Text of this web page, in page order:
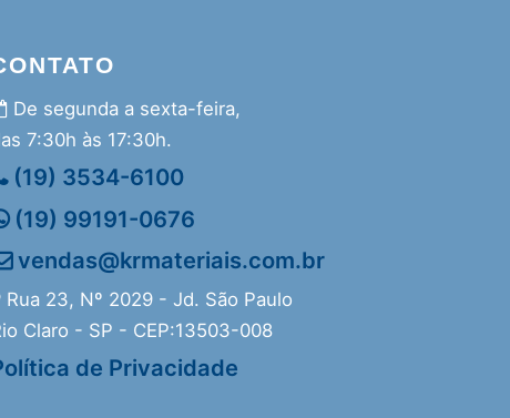
De segunda a sexta-feira,
7:30h às 17:30h.
(19) 3534-6100
(19) 99191-0676
vendas@krmateriais.com.br
Rua 23, Nº 2029 - Jd. São Paulo
Claro - SP - CEP:13503-008
de Privacidade